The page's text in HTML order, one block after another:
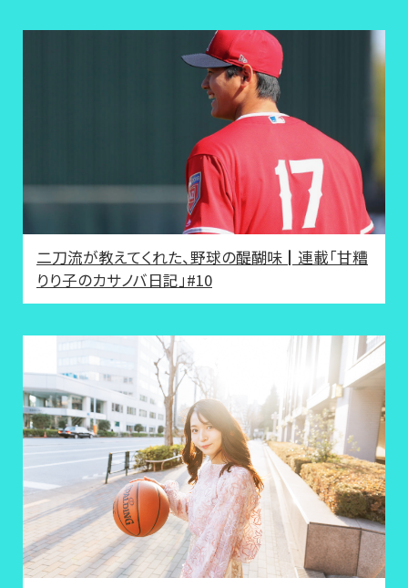
二刀流が教えてくれた、野球の醍醐味┃連載「甘糟
りり子のカサノバ日記」#10